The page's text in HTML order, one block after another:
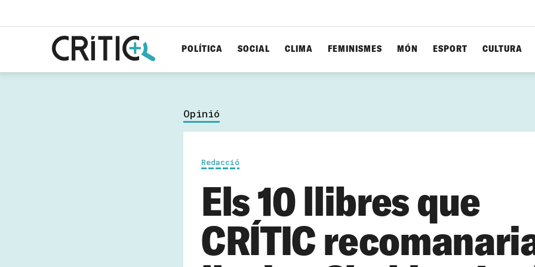
POLÍTICA SOCIAL CLIMA FEMINISMES MÓN ESPORT CULTURA
Opinió
Redacció
Els 10 llibres que
CRÍTIC